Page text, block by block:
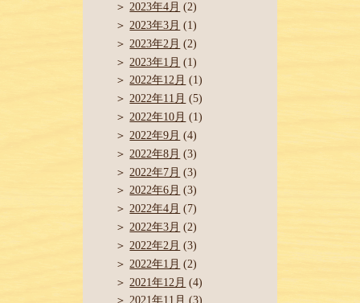
2023年4月 (2)
2023年3月 (1)
2023年2月 (2)
2023年1月 (1)
2022年12月 (1)
2022年11月 (5)
2022年10月 (1)
2022年9月 (4)
2022年8月 (3)
2022年7月 (3)
2022年6月 (3)
2022年4月 (7)
2022年3月 (2)
2022年2月 (3)
2022年1月 (2)
2021年12月 (4)
2021年11月 (3)